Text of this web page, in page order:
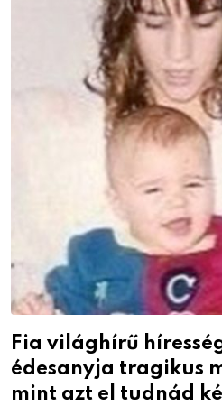
Fia világhírű
édesanyja tragikus
mint azt el tudnád